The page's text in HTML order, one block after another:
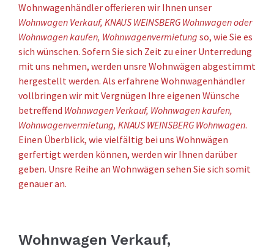
Wohnwagenhändler offerieren wir Ihnen unser
Wohnwagen Verkauf, KNAUS WEINSBERG Wohnwagen oder
Wohnwagen kaufen, Wohnwagenvermietung so, wie Sie es
sich wünschen. Sofern Sie sich Zeit zu einer Unterredung
mit uns nehmen, werden unsre Wohnwägen abgestimmt
hergestellt werden. Als erfahrene Wohnwagenhändler
vollbringen wir mit Vergnügen Ihre eigenen Wünsche
betreffend Wohnwagen Verkauf, Wohnwagen kaufen,
Wohnwagenvermietung, KNAUS WEINSBERG Wohnwagen.
Einen Überblick, wie vielfältig bei uns Wohnwägen
gerfertigt werden können, werden wir Ihnen darüber
geben. Unsre Reihe an Wohnwägen sehen Sie sich somit
genauer an.
Wohnwagen Verkauf,